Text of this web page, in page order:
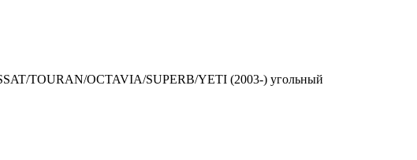
TOURAN/OCTAVIA/SUPERB/YETI (2003-) угольный